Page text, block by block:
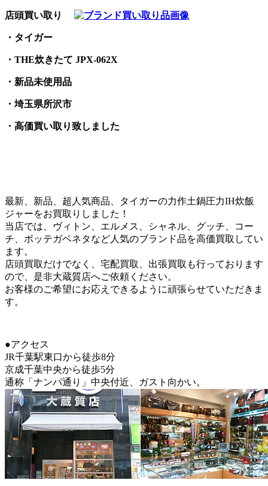
店頭買い取り
・タイガー
・THE炊きたて JPX-062X
・新品未使用品
・埼玉県所沢市
・高価買い取り致しました
最新、新品、超人気商品、タイガーの力作土鍋圧力IH炊飯
ジャーをお買取りしました！
当店では、ヴィトン、エルメス、シャネル、グッチ、コー
チ、ボッテガベネタなど人気のブランド品を高価買取してい
ます。
店頭買取だけでなく、宅配買取、出張買取も行っております
ので、是非大蔵質店へご依頼ください。
お客様のご希望にお応えできるように頑張らせていただきま
す。
●アクセス
JR千葉駅東口から徒歩8分
京成千葉中央から徒歩5分
通称「ナンパ通り」中央付近、ガスト向かい。